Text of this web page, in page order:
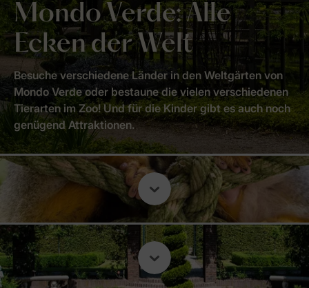
Mondo Verde: Alle
Ecken der Welt
Besuche verschiedene Länder in den Weltgärten von
Mondo Verde oder bestaune die vielen verschiedenen
Tierarten im Zoo! Und für die Kinder gibt es auch noch
genügend Attraktionen.